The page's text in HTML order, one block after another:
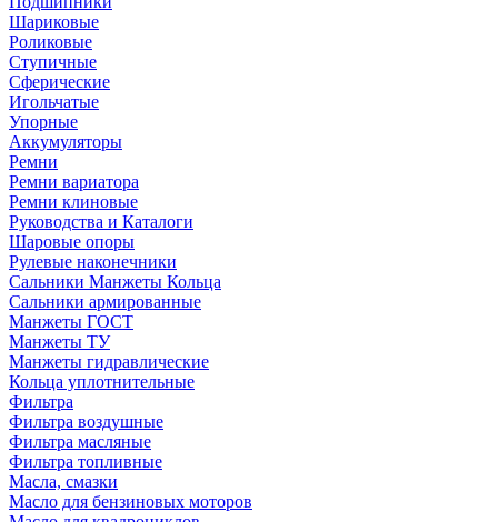
Шариковые
Роликовые
Ступичные
Сферические
Игольчатые
Упорные
Аккумуляторы
Ремни
Ремни вариатора
Ремни клиновые
Руководства и Каталоги
Шаровые опоры
Рулевые наконечники
Сальники Манжеты Кольца
Сальники армированные
Манжеты ГОСТ
Манжеты ТУ
Манжеты гидравлические
Кольца уплотнительные
Фильтра
Фильтра воздушные
Фильтра масляные
Фильтра топливные
Масла, смазки
Масло для бензиновых моторов